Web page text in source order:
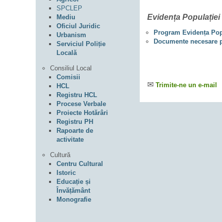
Evidența Populației
Program Evidența
Documente
✉ Trimite-ne un e-mail
SPCLEP
Mediu
Oficiul Juridic
Urbanism
Serviciul Poliție
Locală
Consiliul Local
Comisii
HCL
Registru HCL
Procese Verbale
Proiecte Hotărâri
Registru PH
Rapoarte de
activitate
Cultură
Centru Cultural
Istoric
Educație și
Învățământ
Monografie